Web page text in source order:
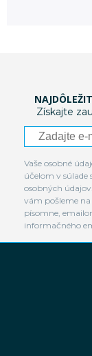
Získajte
Vaše osobné
účelom v súlade
osobných
vám pošleme
písomne,
informačného